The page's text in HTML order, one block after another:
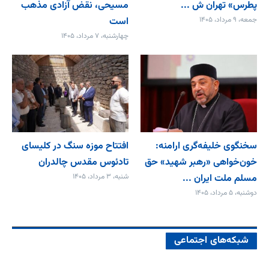
پطرس» تهران ش ...
جمعه، ۹ مرداد، ۱۴۰۵
مسیحی، نقض آزادی مذهب
است
چهارشنبه، ۷ مرداد، ۱۴۰۵
سخنگوی خلیفه‌گری ارامنه:
خون‌خواهی «رهبر شهید» حق
مسلم ملت ایران ...
دوشنبه، ۵ مرداد، ۱۴۰۵
افتتاح موزه سنگ در کلیسای
تادئوس مقدس چالدران
شنبه، ۳ مرداد، ۱۴۰۵
شبکه‌های اجتماعی